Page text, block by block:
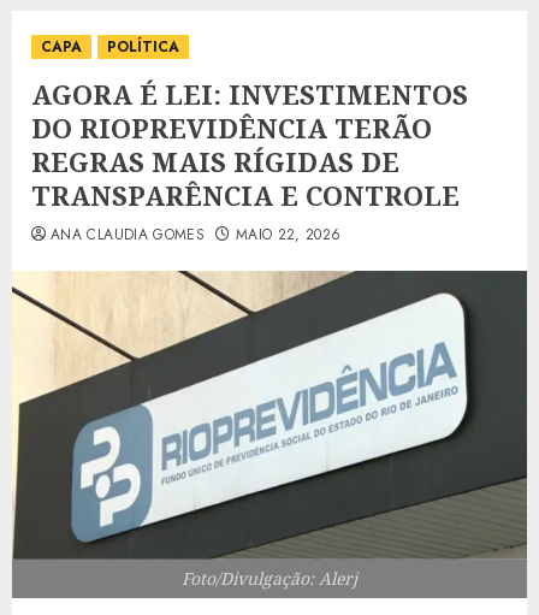
CAPA POLÍTICA
AGORA É LEI: INVESTIMENTOS
DO RIOPREVIDÊNCIA TERÃO
REGRAS MAIS RÍGIDAS DE
TRANSPARÊNCIA E CONTROLE
ANA CLAUDIA GOMES MAIO 22, 2026
Foto/Divulgação: Alerj